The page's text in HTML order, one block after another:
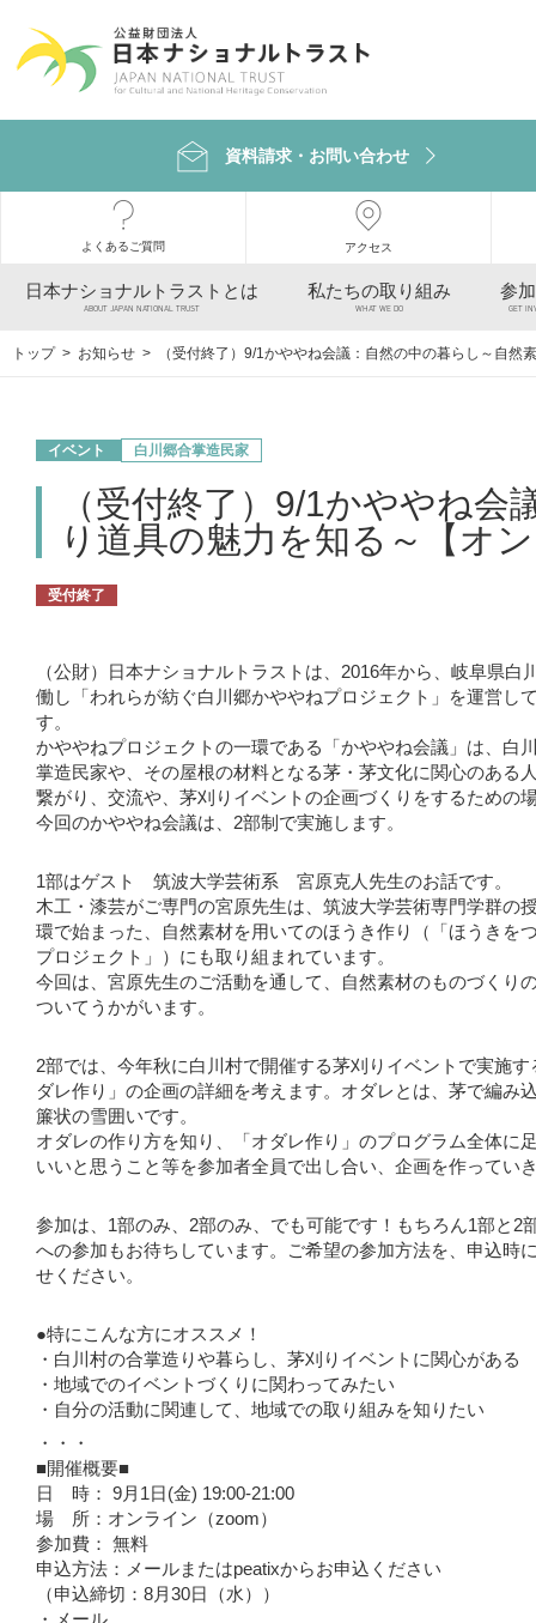
資料請求・お問い合わせ
よくあるご質問 アクセス
日本ナショナルトラストとは
ABOUT JAPAN NATIONAL TRUST
私たちの取り組み
WHAT WE DO
参
GET
トップ > お知らせ > （受付終了）9/1かややね会議：自然の中の暮らし～自然
イベント 白川郷合掌造民家
（受付終了）9/1かややね
り道具の魅力を知る～【オ
受付終了
（公財）日本ナショナルトラストは、2016年から、岐阜県白
働し「われらが紡ぐ白川郷かややねプロジェクト」を運営し
す。
かややねプロジェクトの一環である「かややね会議」は、白
掌造民家や、その屋根の材料となる茅・茅文化に関心のある
繋がり、交流や、茅刈りイベントの企画づくりをするための
今回のかややね会議は、2部制で実施します。
1部はゲスト 筑波大学芸術系 宮原克人先生のお話です。
木工・漆芸がご専門の宮原先生は、筑波大学芸術専門学群の
環で始まった、自然素材を用いてのほうき作り（「ほうきを
プロジェクト」）にも取り組まれています。
今回は、宮原先生のご活動を通して、自然素材のものづくり
ついてうかがいます。
2部では、今年秋に白川村で開催する茅刈りイベントで実施す
ダレ作り」の企画の詳細を考えます。オダレとは、茅で編み
簾状の雪囲いです。
オダレの作り方を知り、「オダレ作り」のプログラム全体に
いいと思うこと等を参加者全員で出し合い、企画を作ってい
参加は、1部のみ、2部のみ、でも可能です！もちろん1部と2
への参加もお待ちしています。ご希望の参加方法を、申込時
せください。
●特にこんな方にオススメ！
・白川村の合掌造りや暮らし、茅刈りイベントに関心がある
・地域でのイベントづくりに関わってみたい
・自分の活動に関連して、地域での取り組みを知りたい
・・・
■開催概要■
日 時： 9月1日(金) 19:00-21:00
場 所：オンライン（zoom）
参加費： 無料
申込方法：メールまたはpeatixからお申込ください
（申込締切：8月30日（水））